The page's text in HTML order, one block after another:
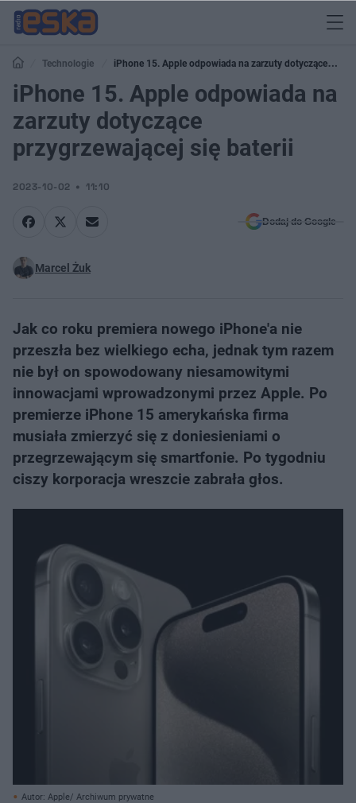
Technologie
iPhone 15. Apple odpowiada na zarzuty dotyczące
przygrzewającej się baterii
iPhone 15. Apple odpowiada na
zarzuty dotyczące
przygrzewającej się baterii
2023-10-02 11:10
Dodaj do Google
Marcel Żuk
Jak co roku premiera nowego iPhone'a nie
przeszła bez wielkiego echa, jednak tym razem
nie był on spowodowany niesamowitymi
innowacjami wprowadzonymi przez Apple. Po
premierze iPhone 15 amerykańska firma
musiała zmierzyć się z doniesieniami o
przegrzewającym się smartfonie. Po tygodniu
ciszy korporacja wreszcie zabrała głos.
Autor: Apple/ Archiwum prywatne